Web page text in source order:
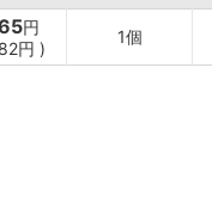
円
円 )
1個